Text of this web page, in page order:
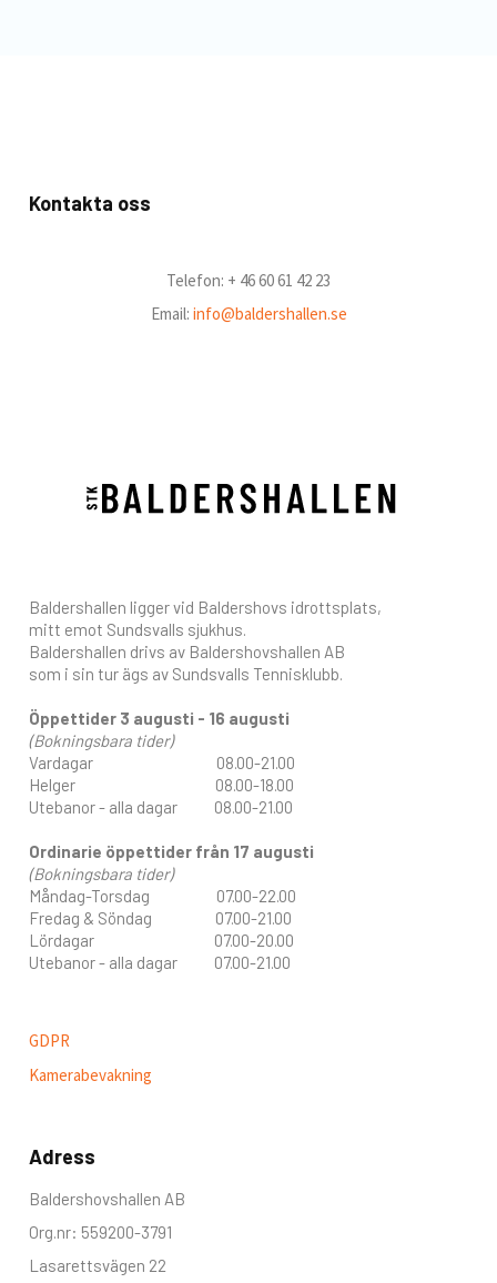
Kontakta oss
Telefon: + 46 60 61 42 23
Email: info@baldershallen.se
Baldershallen ligger vid Baldershovs idrottsplats,
mitt emot Sundsvalls sjukhus.
Baldershallen drivs av Baldershovshallen AB
som i sin tur ägs av Sundsvalls Tennisklubb.
Öppettider 3 augusti - 16 augusti
(Bokningsbara tider)
Vardagar 08.00-21.00
Helger 08.00-18.00
Utebanor - alla dagar 08.00-21.00
Ordinarie öppettider från 17 augusti
(Bokningsbara tider)
Måndag-Torsdag 07.00-22.00
Fredag & Söndag 07.00-21.00
Lördagar 07.00-20.00
Utebanor - alla dagar 07.00-21.00
GDPR
Kamerabevakning
Adress
Baldershovshallen AB
Org.nr: 559200-3791
Lasarettsvägen 22